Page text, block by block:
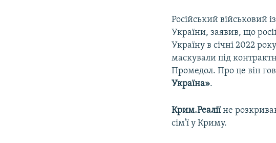
Російський військовий
України, заявив, що
Україну в січні 2022
маскували під
Промедол. Про це він
Україна».
Крим.Реаліїне
сім'ї у Криму.